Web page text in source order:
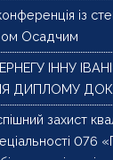
із
Осадчим
ІННУ
ДИПЛОМУ
захист
076